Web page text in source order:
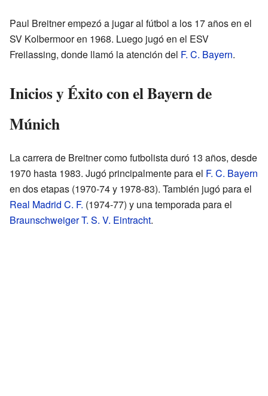
Paul Breitner empezó a jugar al fútbol a los 17 años en el
SV Kolbermoor en 1968. Luego jugó en el ESV
Freilassing, donde llamó la atención del F. C. Bayern.
Inicios y Éxito con el Bayern de
Múnich
La carrera de Breitner como futbolista duró 13 años, desde
1970 hasta 1983. Jugó principalmente para el F. C. Bayern
en dos etapas (1970-74 y 1978-83). También jugó para el
Real Madrid C. F. (1974-77) y una temporada para el
Braunschweiger T. S. V. Eintracht.